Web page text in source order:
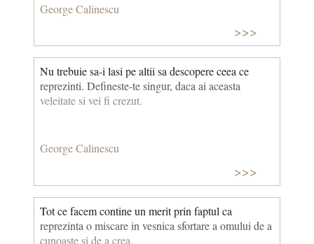
George Calinescu
>>>
Nu trebuie sa-i lasi pe altii sa descopere ceea ce
reprezinti. Defineste-te singur, daca ai aceasta
veleitate si vei fi crezut.
George Calinescu
>>>
Tot ce facem contine un merit prin faptul ca
reprezinta o miscare in vesnica sfortare a omului de a
cunoaste si de a crea.